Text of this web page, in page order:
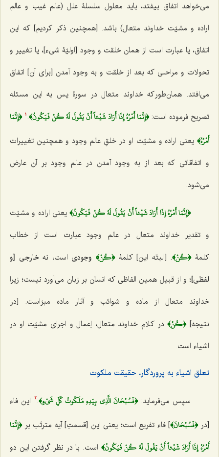
می‌خواهد اتفاق بیفتد، باید معلول سلسلۀ علل (عالم غیب و عالم
اراده و مشیّت خداوند متعال) باشد. [همچنین ذکر کردیم] که این
اتفاق، یا عبارت است از همان خلقت و وجود [اولیّۀ شیء]، یا تغییر و
تحولات و مراحلی که بعد از خلقت و به وجود آمدن [برای آن] اتفاق
می‌افتد. همان‌طور که خداوند متعال در سورۀ یس به این مسئله
تصریح فرموده است:﴿إِنَّمَا أَمْرُهُ إِذَا أَرَادَ شَيْئاً أَنْ يَقُولَ لَهُ كُنْ فَيَكُونُ﴾.
1 ﴿إِنَّمَا
أَمْرُهُ﴾ یعنی اراده و مشیّت او در خلقِ عالم وجود و همچنین تغییرات
و اتفاقاتی که بعد از به وجود آمدن در عالم وجود بر آن عارض
می‌شود.
﴿إِنَّمَا أَمْرُهُ إِذَا أَرَادَ شَيْئاً أَنْ يَقُولَ لَهُ كُنْ فَيَكُونُ﴾یعنی اراده و مشیّت
و تقدیر خداوند متعال در عالم وجود عبارت است از خطاب
کلمۀ﴿كُنْ﴾. [البتّه این] کلمۀ﴿كُنْ﴾وجودی است، نهخارجی [و
لفظی]؛ و از قبیل همین الفاظی که انسان بر زبان می‌آورد نیست؛ زیرا
خداوند متعال از ماده و شوائب و آثار ماده مبرّاست. [در
نتیجه]﴿كُنْ﴾در کلام خداوند متعال، اِعمال و اجرای مشیّت او در
اشیاء است.
تعلق اشیاء به پروردگار، حقیقت ملکوت
سپس می‌فرماید:﴿فَسُبْحَانَ الَّذِي بِيَدِهِ مَلَكُوتُ كُلِّ شَيْءٍ﴾.
2 این فاء
[در﴿فَسُبْحَانَ﴾] فاء تفریع است؛ یعنی این [قسمتِ] آیه مترتّب بر﴿إِنَّمَا
أَمْرُهُ إِذَا أَرَادَ شَيْئاً أَنْ يَقُولَ لَهُ كُنْ فَيَكُونُ﴾ است. با در نظر گرفتن این دو